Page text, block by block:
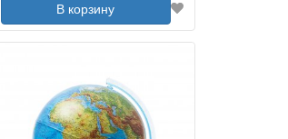
В корзину